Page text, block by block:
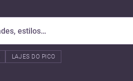
LAJES DO PICO